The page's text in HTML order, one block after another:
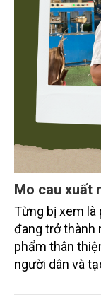
Mo cau xuất
Từng bị xem là
đang trở thành
phẩm thân
người dân và